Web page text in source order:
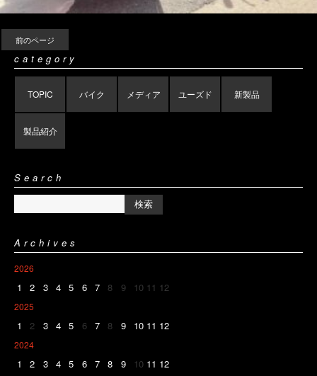
前のページ
category
TOPIC バイク メディア ユーズド 新製品
製品紹介
Search
Archives
2026
1 2 3 4 5 6 7 8 9 10 11 12
2025
1 2 3 4 5 6 7 8 9 10 11 12
2024
1 2 3 4 5 6 7 8 9 10 11 12